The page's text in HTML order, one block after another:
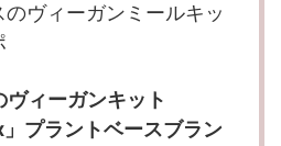
ヴィーガンミールキッ
ィーガンキット
プラントベースブラン